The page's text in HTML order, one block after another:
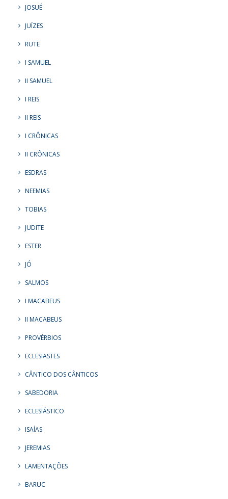
JOSUÉ
JUÍZES
RUTE
I SAMUEL
II SAMUEL
I REIS
II REIS
I CRÔNICAS
II CRÔNICAS
ESDRAS
NEEMIAS
TOBIAS
JUDITE
ESTER
JÓ
SALMOS
I MACABEUS
II MACABEUS
PROVÉRBIOS
ECLESIASTES
CÂNTICO DOS CÂNTICOS
SABEDORIA
ECLESIÁSTICO
ISAÍAS
JEREMIAS
LAMENTAÇÕES
BARUC